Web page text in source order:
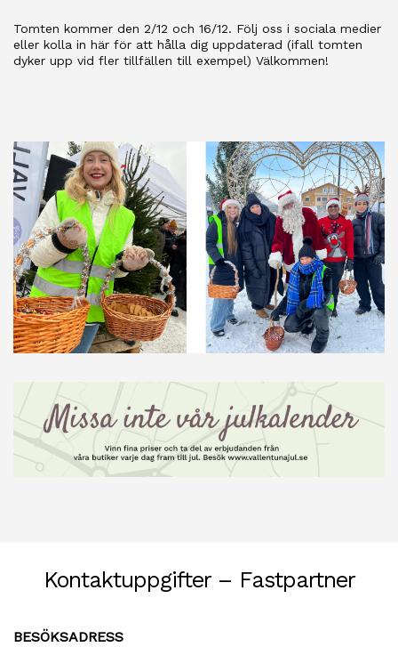
Tomten kommer den 2/12 och 16/12. Följ oss i sociala medier
eller kolla in här för att hålla dig uppdaterad (ifall tomten
dyker upp vid fler tillfällen till exempel) Välkommen!
Kontaktuppgifter – Fastpartner
BESÖKSADRESS